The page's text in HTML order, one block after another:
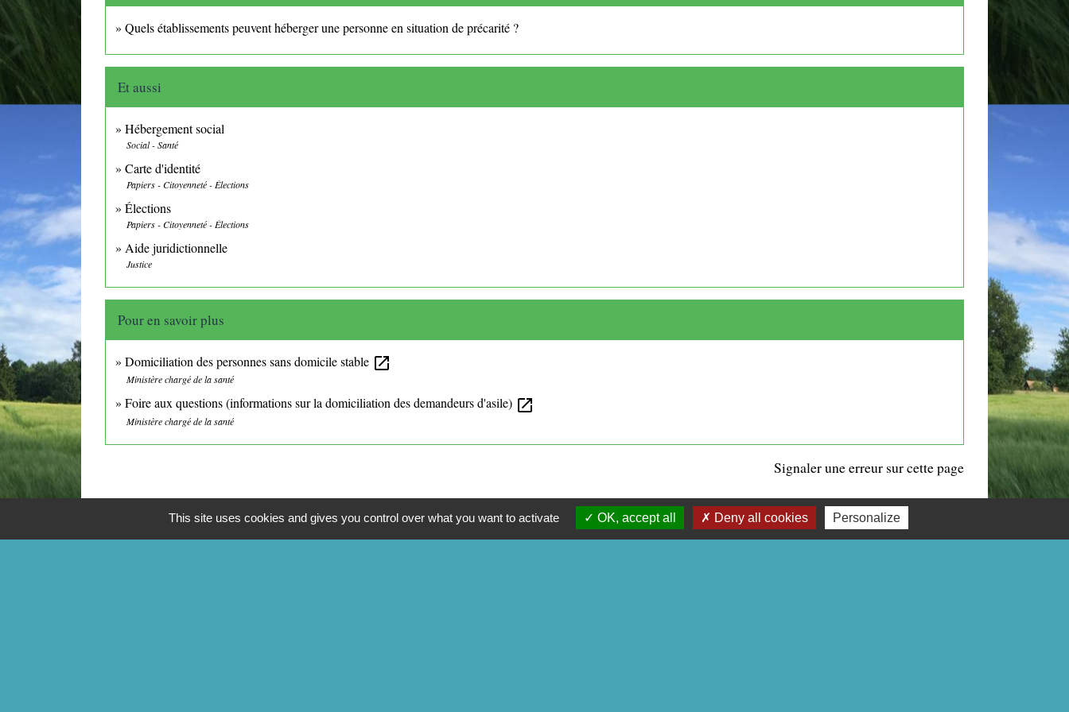
Quels établissements peuvent héberger une personne en situation de précarité ?
Et aussi
Hébergement social
Social - Santé
Carte d'identité
Papiers - Citoyenneté - Élections
Élections
Papiers - Citoyenneté - Élections
Aide juridictionnelle
Justice
Pour en savoir plus
Domiciliation des personnes sans domicile stable open_in_new
Ministère chargé de la santé
Foire aux questions (informations sur la domiciliation des demandeurs d'asile) open_in_new
Ministère chargé de la santé
Signaler une erreur sur cette page
This site uses cookies and gives you control over what you want to activate OK, accept all Deny all cookies Personalize